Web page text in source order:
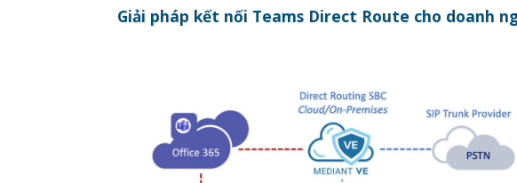
Giải pháp kết nối Teams Direct Route cho doanh